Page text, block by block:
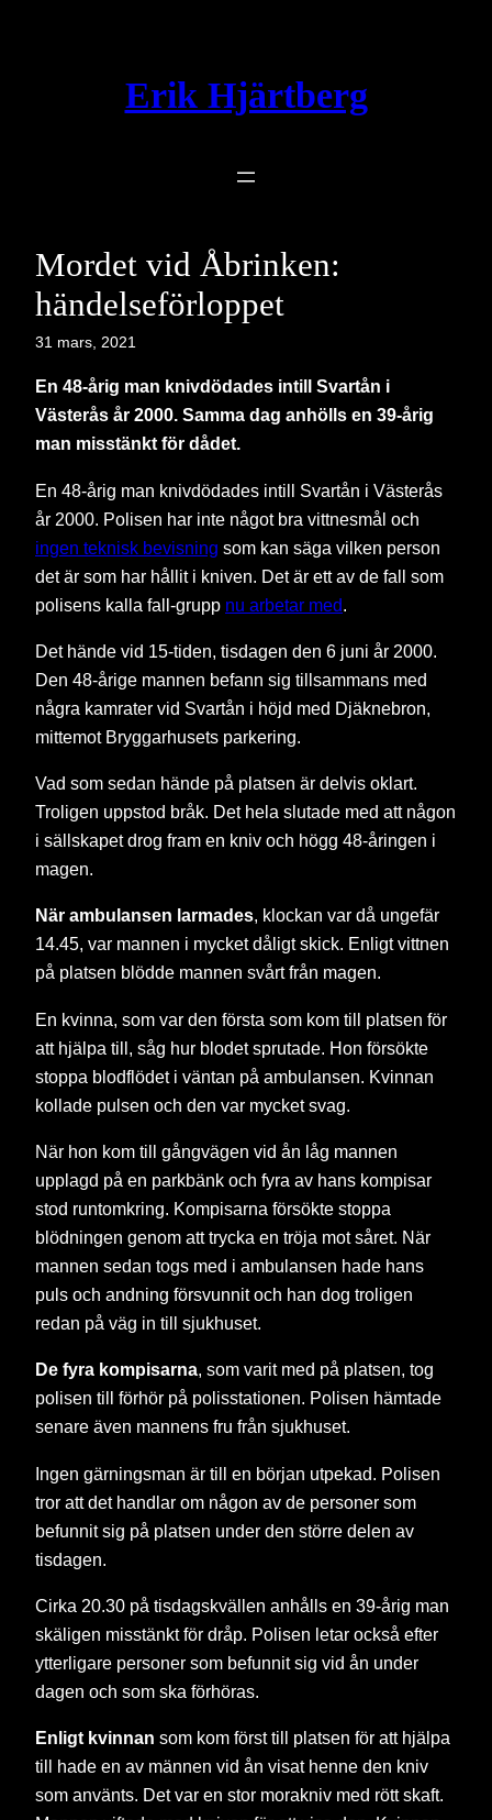
Erik Hjärtberg
Mordet vid Åbrinken:
händelseförloppet
31 mars, 2021
En 48-årig man knivdödades intill Svartån i
Västerås år 2000. Samma dag anhölls en 39-årig
man misstänkt för dådet.
En 48-årig man knivdödades intill Svartån i Västerås
år 2000. Polisen har inte något bra vittnesmål och
ingen teknisk bevisning som kan säga vilken person
det är som har hållit i kniven. Det är ett av de fall som
polisens kalla fall-grupp nu arbetar med
Det hände vid 15-tiden, tisdagen den 6 juni år 2000.
Den 48-årige mannen befann sig tillsammans med
några kamrater vid Svartån i höjd med Djäknebron,
mittemot Bryggarhusets parkering.
Vad som sedan hände på platsen är delvis oklart.
Troligen uppstod bråk. Det hela slutade med att någon
i sällskapet drog fram en kniv och högg 48-åringen i
magen.
När ambulansen larmades, klockan var då ungefär
14.45, var mannen i mycket dåligt skick. Enligt vittnen
på platsen blödde mannen svårt från magen.
En kvinna, som var den första som kom till platsen för
att hjälpa till, såg hur blodet sprutade. Hon försökte
stoppa blodflödet i väntan på ambulansen. Kvinnan
kollade pulsen och den var mycket svag.
När hon kom till gångvägen vid ån låg mannen
upplagd på en parkbänk och fyra av hans kompisar
stod runtomkring. Kompisarna försökte stoppa
blödningen genom att trycka en tröja mot såret. När
mannen sedan togs med i ambulansen hade hans
puls och andning försvunnit och han dog troligen
redan på väg in till sjukhuset.
De fyra kompisarna, som varit med på platsen, tog
polisen till förhör på polisstationen. Polisen hämtade
senare även mannens fru från sjukhuset.
Ingen gärningsman är till en början utpekad. Polisen
tror att det handlar om någon av de personer som
befunnit sig på platsen under den större delen av
tisdagen.
Cirka 20.30 på tisdagskvällen anhålls en 39-årig man
skäligen misstänkt för dråp. Polisen letar också efter
ytterligare personer som befunnit sig vid ån under
dagen och som ska förhöras.
Enligt kvinnan som kom först till platsen för att hjälpa
till hade en av männen vid ån visat henne den kniv
som använts. Det var en stor morakniv med rött skaft.